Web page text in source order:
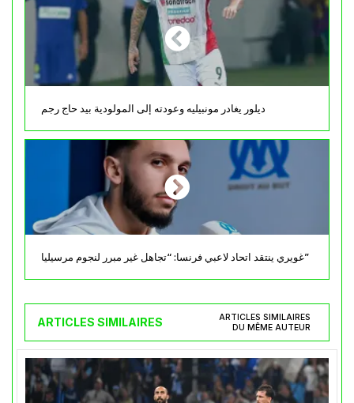
ديلور يغادر مونبيليه وعودته إلى المولودية بيد حاج رجم
غويري ينتقد اتحاد لاعبي فرنسا: “تجاهل غير مبرر لنجوم مرسيليا”
ARTICLES SIMILAIRES
ARTICLES SIMILAIRES
DU MÊME AUTEUR